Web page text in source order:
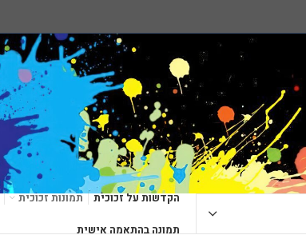
הקדשות על זכוכית תמונות זכוכית
תמונה בהתאמה אישית